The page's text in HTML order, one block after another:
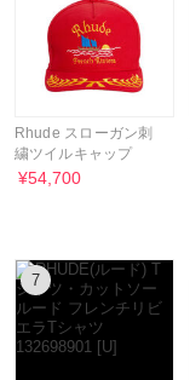
Rhude スローガン刺
繍ツイルキャップ
¥54,700
7